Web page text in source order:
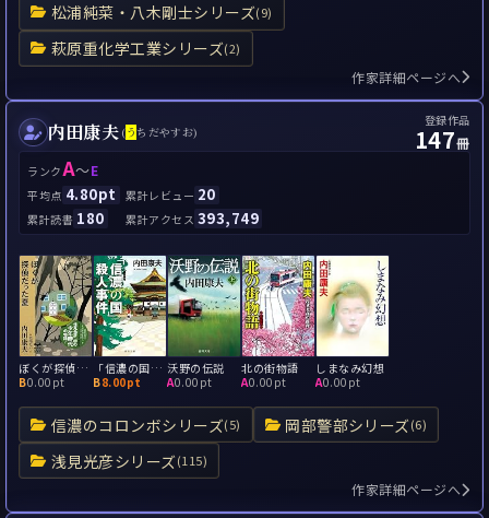
松浦純菜・八木剛士シリーズ(9)
萩原重化学工業シリーズ(2)
作家詳細ページへ
内田康夫 (う ちだやすお)
登録作品
147冊
ランクA～E
平均点 4.80pt 累計レビュー 20
累計読書 180 累計アクセス 393,749
信濃のコロンボシリーズ(5) 岡部警部シリーズ(6)
浅見光彦シリーズ(115)
ぼくが探偵だった夏
B0.00pt
「信濃の国」殺人事件
B8.00pt
沃野の伝説
A0.00pt
北の街物語
A0.00pt
しまなみ幻想
A0.00pt
作家詳細ページへ